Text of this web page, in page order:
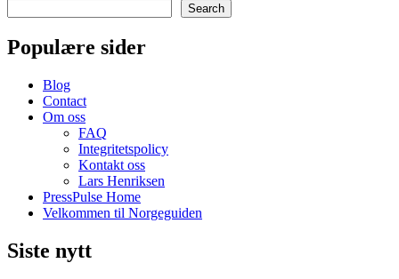
Search
Populære sider
Blog
Contact
Om oss
FAQ
Integritetspolicy
Kontakt oss
Lars Henriksen
PressPulse Home
Velkommen til Norgeguiden
Siste nytt